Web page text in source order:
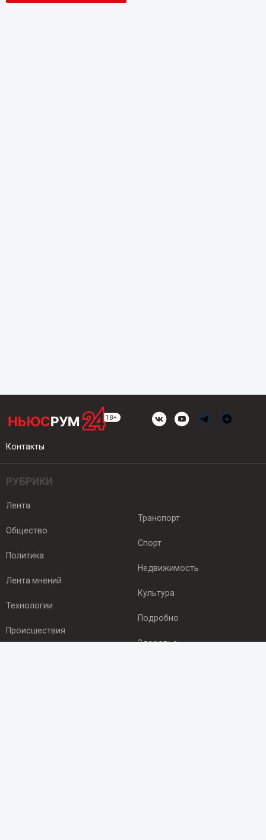
Контакты
РУБРИКИ
Лента
Общество
Политика
Лента мнений
Технологии
Происшествия
Транспорт
Спорт
Недвижимость
Культура
Подробно
Здоровье